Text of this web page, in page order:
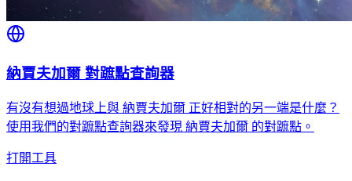
納賈夫加爾 對蹠點查詢器
有沒有想過地球上與 納賈夫加爾 正好相對的另一端是什麼？
使用我們的對蹠點查詢器來發現 納賈夫加爾 的對蹠點。
打開工具